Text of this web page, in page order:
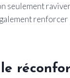
seulement
renforcer